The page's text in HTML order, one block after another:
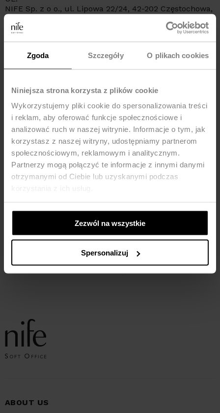
Zgoda Szczegóły O plikach cookies
Niniejsza strona korzysta z plików cookie
Wykorzystujemy pliki cookie do spersonalizowania treści
i reklam, aby oferować funkcje społecznościowe i
analizować ruch w naszej witrynie. Informacje o tym, jak
korzystasz z naszej witryny, udostępniamy partnerom
społecznościowym, reklamowym i analitycznym.
Partnerzy mogą połączyć te informacje z innymi danymi
otrzymanymi od Ciebie lub uzyskanymi podczas
Zezwól na wszystkie
Spersonalizuj
NIFE Sp. z o o., ul. Lipowa 22/24, 42-202 Częstochowa,
sklep@nife.pl
217,42
-42%
Dress with pleats on the sleeves
- salmon
ABOUT US